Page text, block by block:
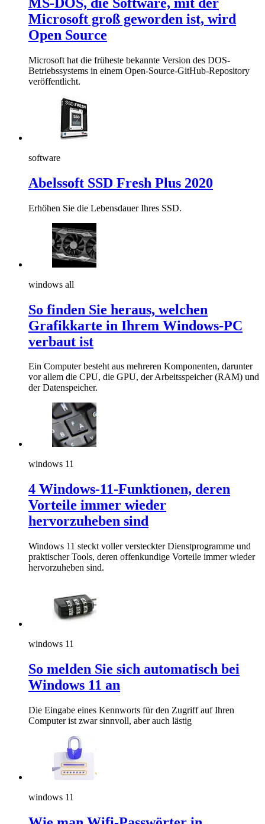
Microsoft groß geworden ist, wird
Open Source
Microsoft hat die früheste bekannte Version des DOS-
Betriebssystems in einem Open-Source-GitHub-Repository
veröffentlicht.
software
Abelssoft SSD Fresh Plus 2020
Erhöhen Sie die Lebensdauer Ihres SSD.
windows all
So finden Sie heraus, welchen
Grafikkarte in Ihrem Windows-PC
verbaut ist
Ein Computer besteht aus mehreren Komponenten, darunter
vor allem die CPU, die GPU, der Arbeitsspeicher (RAM) und
der Datenspeicher.
windows 11
4 Windows-11-Funktionen, deren
Vorteile immer wieder
hervorzuheben sind
Windows 11 steckt voller versteckter Dienstprogramme und
praktischer Tools, deren offenkundige Vorteile immer wieder
hervorzuheben sind.
windows 11
So melden Sie sich automatisch bei
Windows 11 an
Die Eingabe eines Kennworts für den Zugriff auf Ihren
Computer ist zwar sinnvoll, aber auch lästig
windows 11